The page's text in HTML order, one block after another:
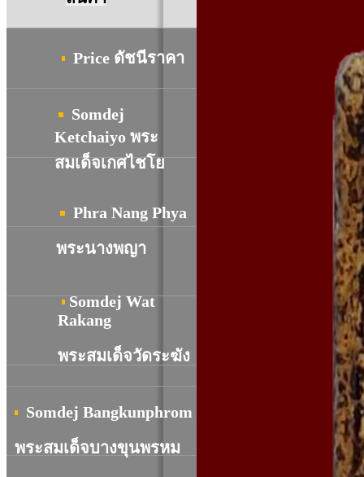
Price ดัชนีราคา
Somdej
Ketchaiyo พระ
สมเด็จเกศไชโย
Phra Nang Phya
พระนางพญา
Somdej Wat
Rakang
พระสมเด็จวัดระฆัง
Somdej Bangkunphrom
พระสมเด็จบางขุนพรหม